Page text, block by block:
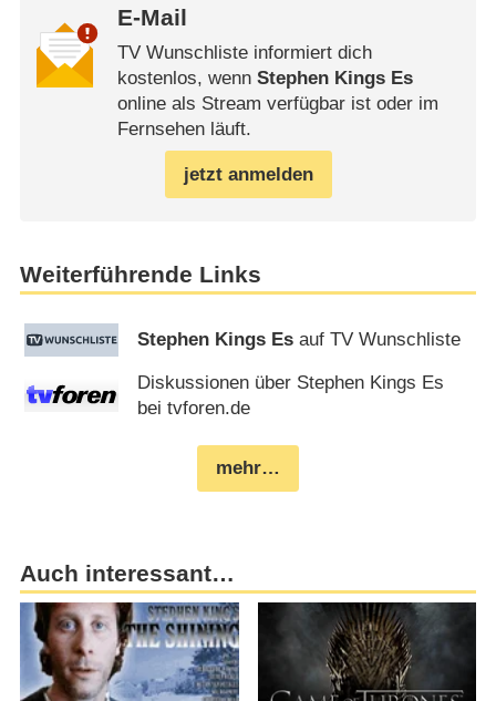
E-Mail
TV Wunschliste informiert dich
kostenlos, wenn Stephen Kings Es
online als Stream verfügbar ist oder im
Fernsehen läuft.
jetzt anmelden
Weiterführende Links
Stephen Kings Es auf TV Wunschliste
Diskussionen über Stephen Kings Es
bei tvforen.de
mehr…
Auch interessant…